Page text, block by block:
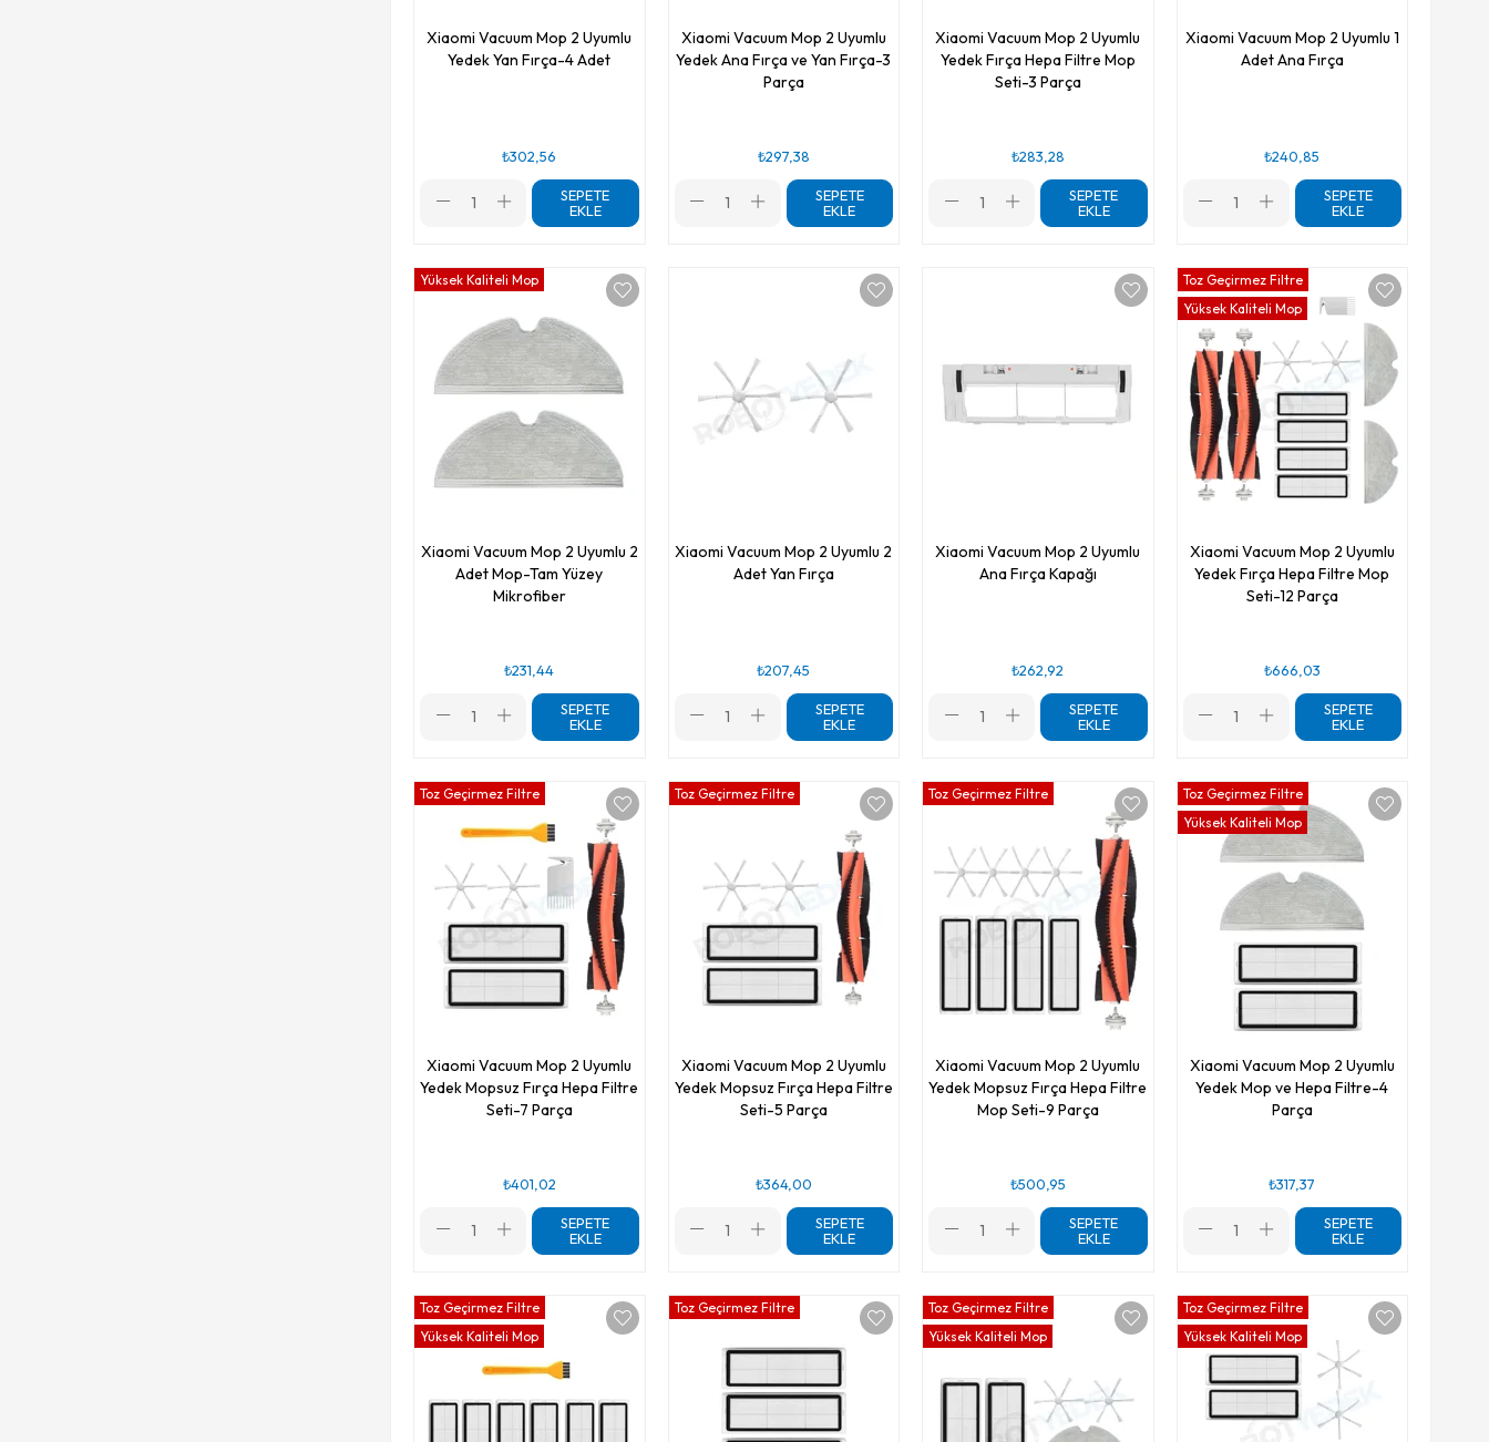
Xiaomi Vacuum Mop 2 Uyumlu
Yedek Yan Fırça-4 Adet
₺302,56
SEPETE
EKLE
Xiaomi Vacuum Mop 2 Uyumlu
Yedek Ana Fırça ve Yan Fırça-3
Parça
₺297,38
SEPETE
EKLE
Xiaomi Vacuum Mop 2 Uyumlu
Yedek Fırça Hepa Filtre Mop
Seti-3 Parça
₺283,28
SEPETE
EKLE
Xiaomi Vacuum Mop 2 Uyumlu 1
Adet Ana Fırça
₺240,85
SEPETE
EKLE
Xiaomi Vacuum Mop 2 Uyumlu 2
Adet Mop-Tam Yüzey
Mikrofiber
₺231,44
SEPETE
EKLE
Yüksek Kaliteli Mop
Xiaomi Vacuum Mop 2 Uyumlu 2
Adet Yan Fırça
₺207,45
SEPETE
EKLE
Xiaomi Vacuum Mop 2 Uyumlu
Ana Fırça Kapağı
₺262,92
SEPETE
EKLE
Xiaomi Vacuum Mop 2 Uyumlu
Yedek Fırça Hepa Filtre Mop
Seti-12 Parça
₺666,03
SEPETE
EKLE
Toz Geçirmez Filtre
Yüksek Kaliteli Mop
Xiaomi Vacuum Mop 2 Uyumlu
Yedek Mopsuz Fırça Hepa Filtre
Seti-7 Parça
₺401,02
SEPETE
EKLE
Toz Geçirmez Filtre
Xiaomi Vacuum Mop 2 Uyumlu
Yedek Mopsuz Fırça Hepa Filtre
Seti-5 Parça
₺364,00
SEPETE
EKLE
Toz Geçirmez Filtre
Xiaomi Vacuum Mop 2 Uyumlu
Yedek Mopsuz Fırça Hepa Filtre
Mop Seti-9 Parça
₺500,95
SEPETE
EKLE
Toz Geçirmez Filtre
Xiaomi Vacuum Mop 2 Uyumlu
Yedek Mop ve Hepa Filtre-4
Parça
₺317,37
SEPETE
EKLE
Toz Geçirmez Filtre
Yüksek Kaliteli Mop
Toz Geçirmez Filtre
Yüksek Kaliteli Mop
Toz Geçirmez Filtre
Toz Geçirmez Filtre
Yüksek Kaliteli Mop
Toz Geçirmez Filtre
Yüksek Kaliteli Mop